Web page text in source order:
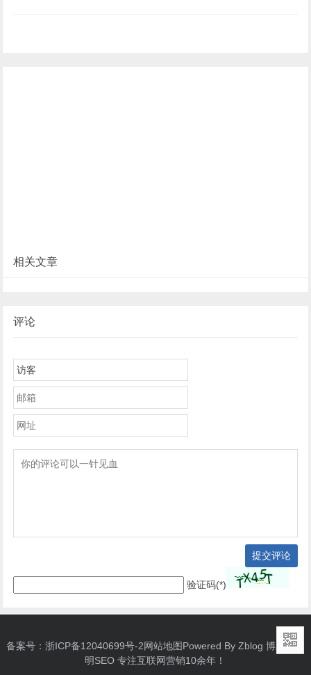
相关文章
评论
提交评论
验证码(*)
备案号： 浙ICP备12040699号-2网站地图Powered By Zblog 博主：启
明SEO 专注互联网营销10余年！